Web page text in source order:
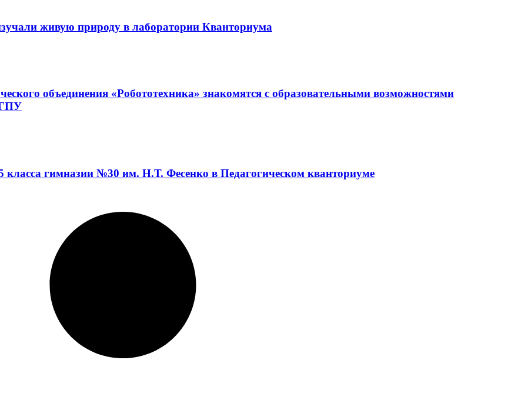
живую природу в лаборатории Кванториума
объединения «Робототехника» знакомятся с образовательными возможностями
класса гимназии №30 им. Н.Т. Фесенко в Педагогическом кванториуме